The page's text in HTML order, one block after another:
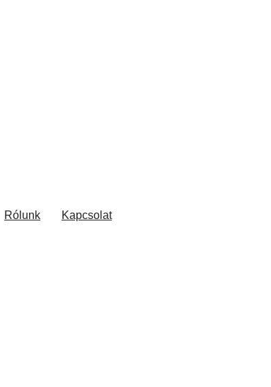
Rólunk Kapcsolat